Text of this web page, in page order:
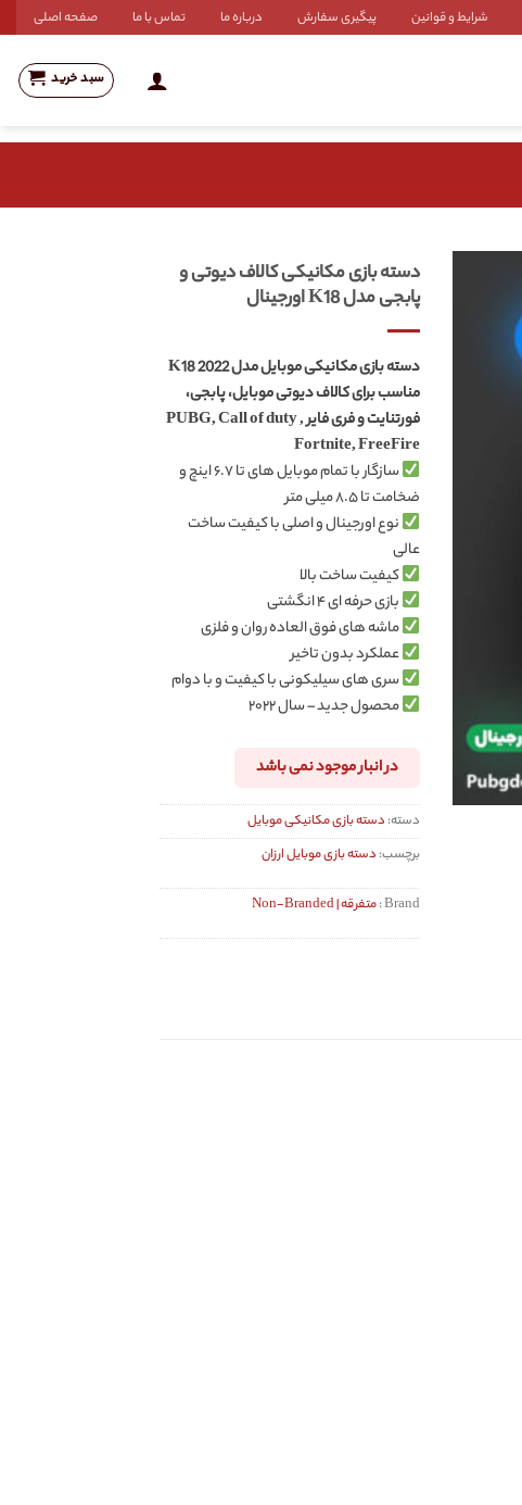
شرایط و قوانین پیگیری سفارش درباره ما تماس با ما صفحه اصلی
سبد خرید
دسته بازی مکانیکی کالاف دیوتی و
پابجی مدل K18 اورجینال
دسته بازی مکانیکی موبایل مدل K18 2022
مناسب برای کالاف دیوتی موبایل، پابجی،
فورتنایت و فری فایر PUBG, Call of duty ,
Fortnite, FreeFire
سازگار با تمام موبایل های تا ۶.۷ اینچ و
ضخامت تا ۸.۵ میلی متر
نوع اورجینال و اصلی با کیفیت ساخت
عالی
کیفیت ساخت بالا
بازی حرفه ای ۴ انگشتی
ماشه های فوق العاده روان و فلزی
عملکرد بدون تاخیر
سری های سیلیکونی با کیفیت و با دوام
محصول جدید – سال ۲۰۲۲
در انبار موجود نمی باشد
دسته: دسته بازی مکانیکی موبایل
برچسب: دسته بازی موبایل ارزان
Brand : متفرقه | Non-Branded